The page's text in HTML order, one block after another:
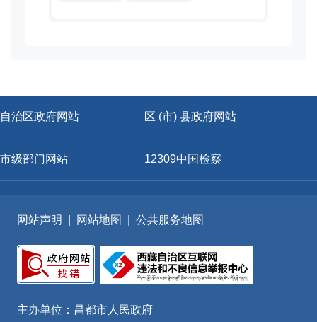
自治区政府网站 区 (市) 县政府网站
市级部门网站 12309中国检察
网站声明 网站地图 公共服务地图
主办单位：昌都市人民政府